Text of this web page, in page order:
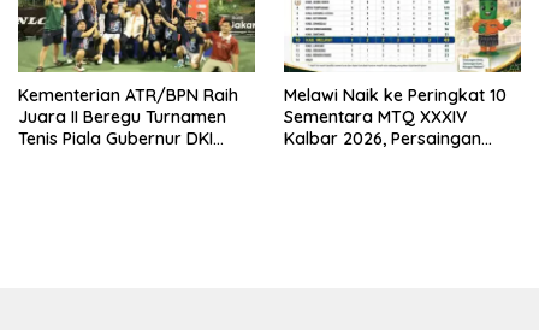
Kementerian ATR/BPN Raih
Juara II Beregu Turnamen
Tenis Piala Gubernur DKI
Melawi Naik ke Peringkat 10
Sementara MTQ XXXIV
Kalbar 2026, Persaingan